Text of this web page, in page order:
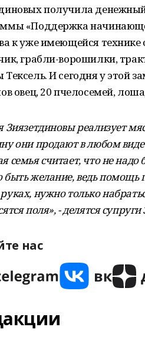
получила
«Поддержка
к уже имеющейся
грабли-ворошилки,
И сегодня у этой
овец, 20 пчелосемей,
Зиязетдиновы реализует
они продают в любом виде
семья считает, что не надо
желание, ведь помощь
нужно только
поля», - делятся
нас